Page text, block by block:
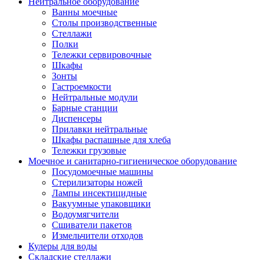
Ванны моечные
Столы производственные
Стеллажи
Полки
Тележки сервировочные
Шкафы
Зонты
Гастроемкости
Нейтральные модули
Барные станции
Диспенсеры
Прилавки нейтральные
Шкафы распашные для хлеба
Тележки грузовые
Моечное и санитарно-гигиеническое оборудование
Посудомоечные машины
Стерилизаторы ножей
Лампы инсектицидные
Вакуумные упаковщики
Водоумягчители
Сшиватели пакетов
Измельчители отходов
Кулеры для воды
Складские стеллажи